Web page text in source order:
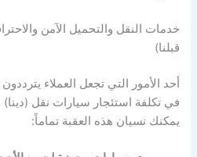
خدمات النقل والتحميل الآمن
قبلنا)
أحد الأمور التي تجعل العملاء
في تكلفة استئجار سيارات نقل
يمكنك نسيان هذه العقبة تماماً: